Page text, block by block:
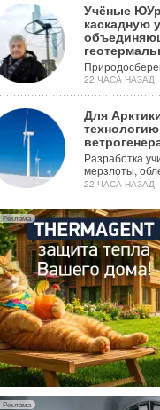
Учёные
каскадную
22 ЧАСА НАЗАД
Для
Разработка
мерзлоты,
22 ЧАСА НАЗАД
Гибридный
с одним
конструкцию
ВЧЕРА
21-й
«ЦОД-2026»
Мероприятие
отеле
посетит более
ВЧЕРА
Реклама
Реклама